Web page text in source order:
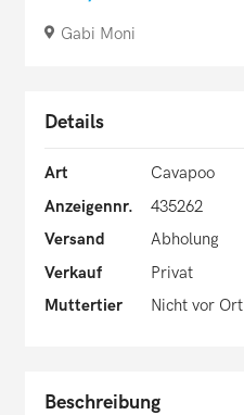
Gabi Moni
Details
Art
Cavapoo
Anzeigennr.
435262
Versand
Abholung
Verkauf
Privat
Muttertier
Nicht vor Ort
Beschreibung